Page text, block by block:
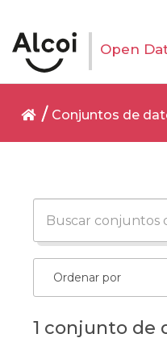
Open
Conjuntos de
1 conjunto de